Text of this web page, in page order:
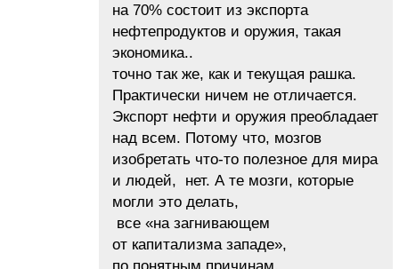
на 70% состоит из экспорта
нефтепродуктов и оружия, такая
экономика..
точно так же, как и текущая рашка.
Практически ничем не отличается.
Экспорт нефти и оружия преобладает
над всем. Потому что, мозгов
изобретать что-то полезное для мира
и людей, нет. А те мозги, которые
могли это делать,
все «на загнивающем
от капитализма западе»,